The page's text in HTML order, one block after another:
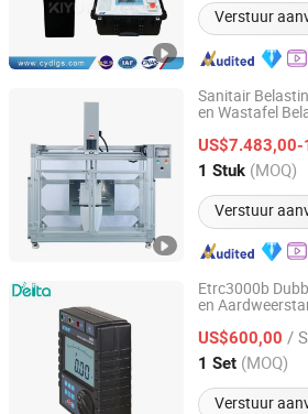
Verstuur
Sanitair
en Wastafel
1 Stuk (MOQ)
Verstuur
Dongguan Lituo Testing Instrument
Guangdong, China
Etrc3000b
en
US$600,00 /
1 Set (MOQ)
Verstuur
Delta Technology (Chongqing) Co.,
Chongqing, China Sinds